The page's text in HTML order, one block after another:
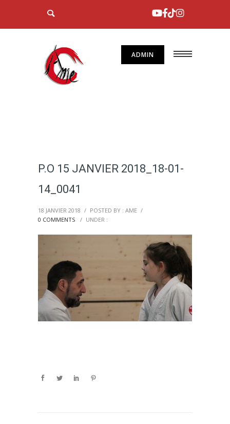
ADMIN
P.O 15 JANVIER 2018_18-01-
14_0041
18 JANVIER 2018 / POSTED BY : AME /
0 COMMENTS
/ UNDER :